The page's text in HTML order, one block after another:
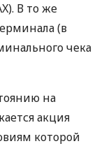
В то же
(в
чека
на
акция
которой